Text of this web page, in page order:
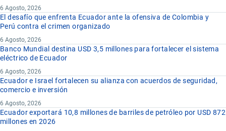
6 Agosto, 2026
El desafío que enfrenta Ecuador ante la ofensiva de Colombia y
Perú contra el crimen organizado
6 Agosto, 2026
Banco Mundial destina USD 3,5 millones para fortalecer el sistema
eléctrico de Ecuador
6 Agosto, 2026
Ecuador e Israel fortalecen su alianza con acuerdos de seguridad,
comercio e inversión
6 Agosto, 2026
Ecuador exportará 10,8 millones de barriles de petróleo por USD 872
millones en 2026